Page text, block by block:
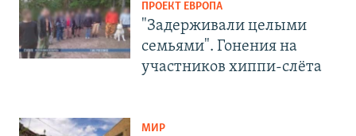
ПРОЕКТ ЕВРОПА
"Задерживали целыми
семьями". Гонения на
участников хиппи-слёта
МИР